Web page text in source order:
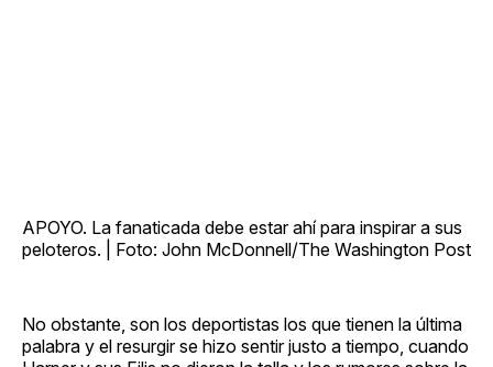
APOYO. La fanaticada debe estar ahí para inspirar a sus
peloteros. | Foto: John McDonnell/The Washington Post
No obstante, son los deportistas los que tienen la última
palabra y el resurgir se hizo sentir justo a tiempo, cuando